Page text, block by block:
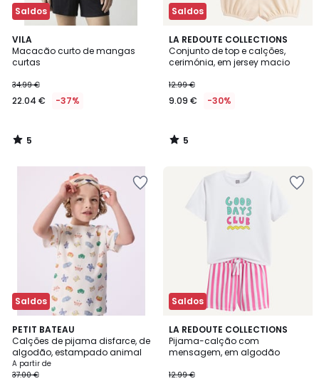
Saldos
VILA
Macacão curto de mangas
curtas
34.99 €
22.04 € -37%
5
/
5
5
/
Saldos
LA REDOUTE COLLECTIONS
Conjunto de top e calções,
cerimónia, em jersey macio
12.99 €
9.09 € -30%
5
/
5
5
/
Saldos
PETIT BATEAU
Calções de pijama disfarce, de
algodão, estampado animal
A partir de
37.00 €
Saldos
LA REDOUTE COLLECTIONS
Pijama-calção com
mensagem, em algodão
12.99 €
5
/
5